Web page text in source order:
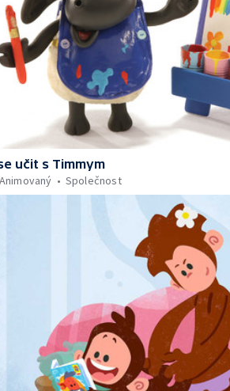
učit s Timmym
Animovaný Společnost